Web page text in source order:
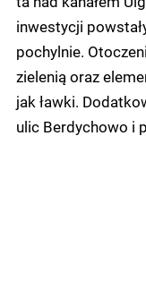
inwestycji
pochylnie.
zielenią oraz
jak ławki.
ulic Berdychowo i